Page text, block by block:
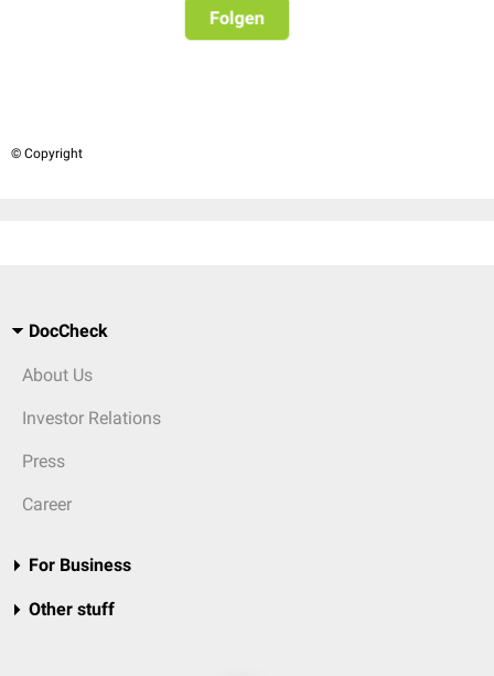
© Copyright
DocCheck
About Us
Investor Relations
Press
Career
For Business
Other stuff